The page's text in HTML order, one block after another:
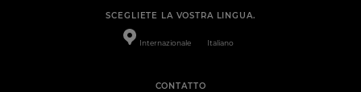
SCEGLIETE LA VOSTRA LINGUA.
Internazionale Italiano
CONTATTO